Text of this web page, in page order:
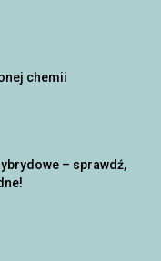
chemii
– sprawdź,